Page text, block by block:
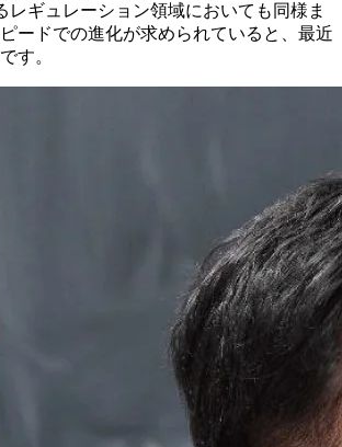
レギュレーション領域においても同様ま
ードでの進化が求められていると、最近
す。